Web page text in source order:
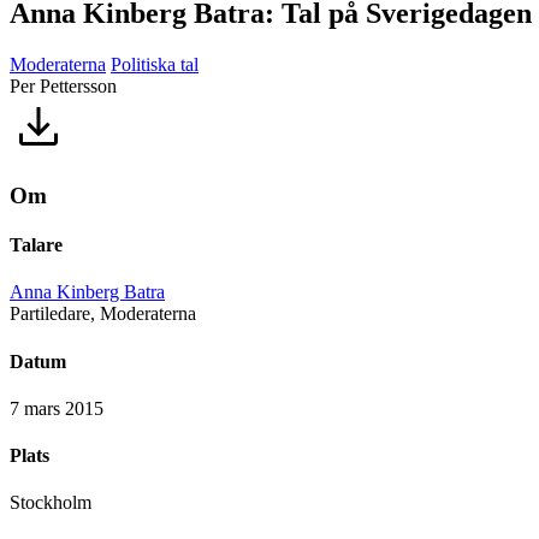
Anna Kinberg Batra: Tal på Sverigedagen
Moderaterna Politiska tal
Per Pettersson
Om
Talare
Anna Kinberg Batra
Partiledare, Moderaterna
Datum
7 mars 2015
Plats
Stockholm